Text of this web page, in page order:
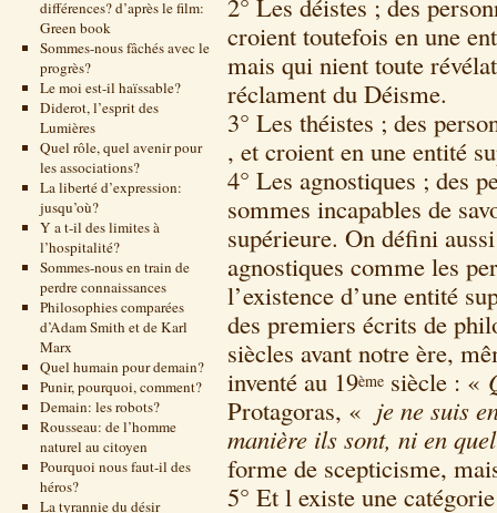
différences? d’après le film:
Green book
Sommes-nous fâchés avec le
progrès?
Le moi est-il haïssable?
Diderot, l’esprit des
Lumières
Quel rôle, quel avenir pour
les associations?
La liberté d’expression:
jusqu’où?
Y a t-il des limites à
l’hospitalité?
Sommes-nous en train de
perdre connaissances
Philosophies comparées
d’Adam Smith et de Karl
Marx
Quel humain pour demain?
Punir, pourquoi, comment?
Demain: les robots?
Rousseau: de l’homme
naturel au citoyen
Pourquoi nous faut-il des
héros?
La tyrannie du désir
2° Les déistes ; des
croient toutefois en une
mais qui nient toute
réclament du Déisme.
3° Les théistes ; des
, et croient en une entité
4° Les agnostiques ; des
sommes incapables de
supérieure. On défini
agnostiques comme les
l’existence d’une entité
des premiers écrits de
siècles avant notre ère,
inventé au 19ème siècle : «
Protagoras, « je ne suis
manière ils sont, ni en
forme de scepticisme,
5° Et l existe une